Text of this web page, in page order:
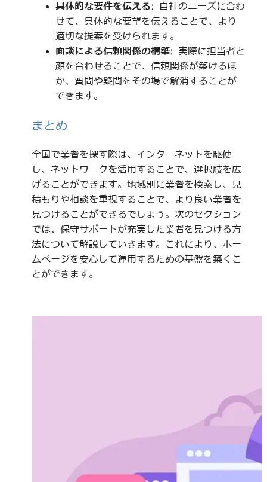
具体的な要件を伝える: 自社のニーズに合わ
せて、具体的な要望を伝えることで、より
適切な提案を受けられます。
面談による信頼関係の構築: 実際に担当者と
顔を合わせることで、信頼関係が築けるほ
か、質問や疑問をその場で解消することが
できます。
まとめ
全国で業者を探す際は、インターネットを駆使
し、ネットワークを活用することで、選択肢を広
げることができます。地域別に業者を検索し、見
積もりや相談を重視することで、より良い業者を
見つけることができるでしょう。次のセクション
では、保守サポートが充実した業者を見つける方
法について解説していきます。これにより、ホー
ムページを安心して運用するための基盤を築くこ
とができます。